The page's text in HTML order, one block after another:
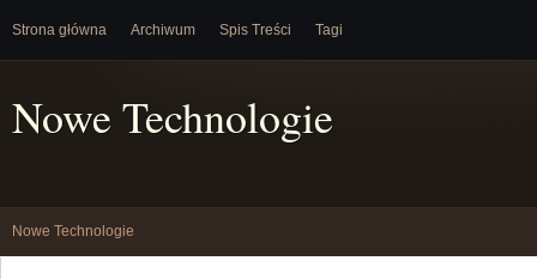
Strona główna Archiwum Spis Treści Tagi
Nowe Technologie
Nowe Technologie